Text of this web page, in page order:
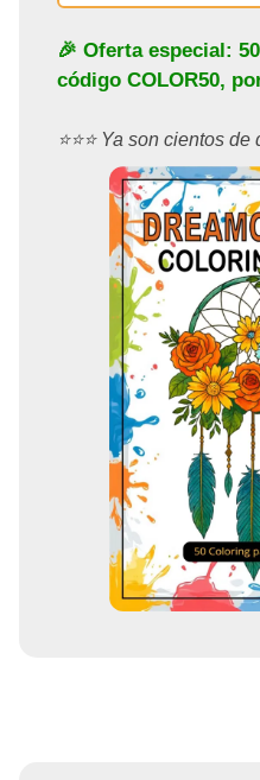
🎉 Oferta especial:
código COLOR50,
⭐️⭐️⭐️ Ya son cientos